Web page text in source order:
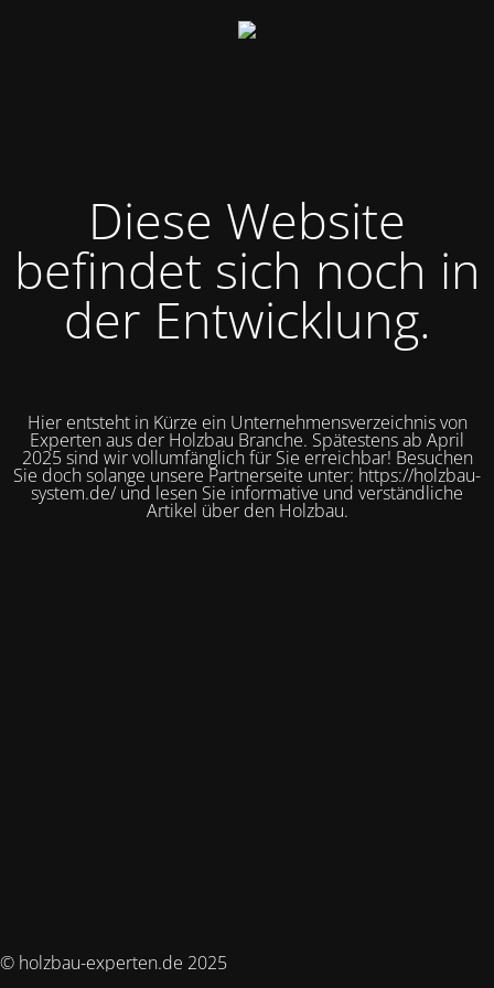
Diese Website
befindet sich noch in
der Entwicklung.
Hier entsteht in Kürze ein Unternehmensverzeichnis von
Experten aus der Holzbau Branche. Spätestens ab April
2025 sind wir vollumfänglich für Sie erreichbar! Besuchen
Sie doch solange unsere Partnerseite unter: https://holzbau-
system.de/ und lesen Sie informative und verständliche
Artikel über den Holzbau.
© holzbau-experten.de 2025